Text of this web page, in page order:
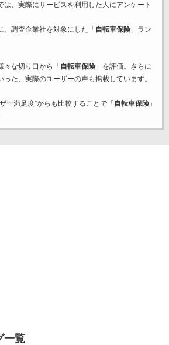
は、実際にサービスを利用した 人にアンケート
、調査企業社を対象にした「 自転車保険」ラン
々な切り口から「 自転車保険」を評価。さらに
った、実際のユーザーの声も掲載しています。
ー満足度”からも比較することで「 自転車保険」
一覧